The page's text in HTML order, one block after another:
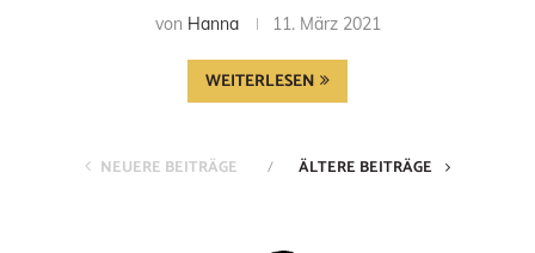
von Hanna 11. März 2021
WEITERLESEN
NEUERE BEITRÄGE ÄLTERE BEITRÄGE